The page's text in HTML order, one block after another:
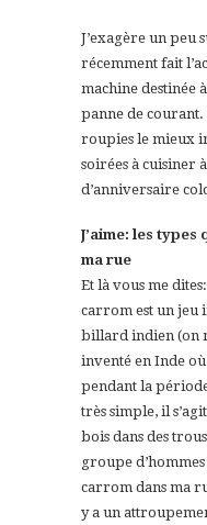
J’exagère un peu
récemment fait
machine destinée
panne de courant.
roupies le mieux
soirées à cuisiner
d’anniversaire
J’aime: les
ma rue
Et là vous me
carrom est un jeu
billard indien (on
inventé en Inde
pendant la
très simple, il
bois dans des
groupe
carrom dans ma
y a un